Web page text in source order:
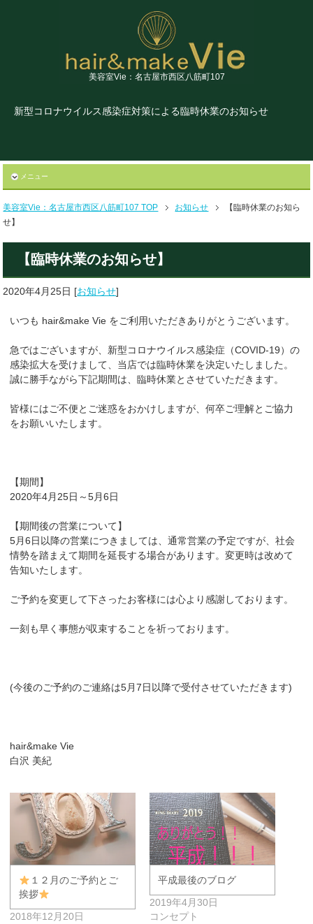
美容室Vie：名古屋市西区八筋町107
新型コロナウイルス感染症対策による臨時休業のお知らせ
メニュー
美容室Vie：名古屋市西区八筋町107 TOP お知らせ
【臨時休業のお知ら
せ】
【臨時休業のお知らせ】
2020年4月25日 [お知らせ]
いつも hair&make Vie をご利用いただきありがとうございます。
急ではございますが、新型コロナウイルス感染症（COVID-19）の
感染拡大を受けまして、当店では臨時休業を決定いたしました。
誠に勝手ながら下記期間は、臨時休業とさせていただきます。
皆様にはご不便とご迷惑をおかけしますが、何卒ご理解とご協力
をお願いいたします。
【期間】
2020年4月25日～5月6日
【期間後の営業について】
5月6日以降の営業につきましては、通常営業の予定ですが、社会
情勢を踏まえて期間を延長する場合があります。変更時は改めて
告知いたします。
ご予約を変更して下さったお客様には心より感謝しております。
一刻も早く事態が収束することを祈っております。
(今後のご予約のご連絡は5月7日以降で受付させていただきます)
hair&make Vie
白沢 美紀
１２月のご予約とご
挨拶
2018年12月20日
平成最後のブログ
2019年4月30日
コンセプト